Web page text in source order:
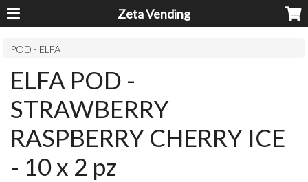
Zeta Vending
POD - ELFA
ELFA POD -
STRAWBERRY
RASPBERRY CHERRY ICE
- 10 x 2 pz